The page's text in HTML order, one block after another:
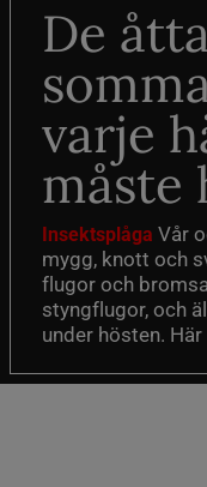
De
varje
måste
Insektsplåga Vår
mygg, knott och
flugor och
styngflugor, och
under hösten.